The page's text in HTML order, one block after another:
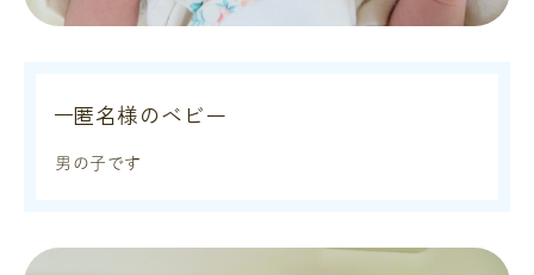
匿名様のベビー
男の子です